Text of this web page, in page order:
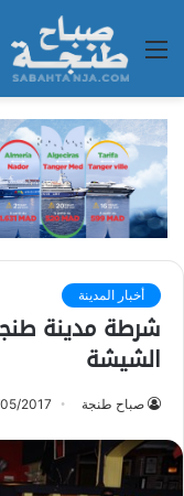
القائمة
أخبار المدينة
شرطة مدينة
الشيشة
صباح طنجة 2017